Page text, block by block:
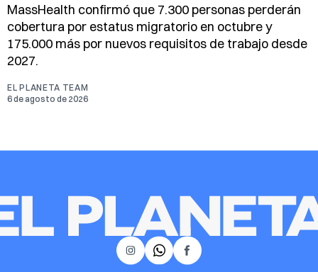
MassHealth confirmó que 7.300 personas perderán
cobertura por estatus migratorio en octubre y
175.000 más por nuevos requisitos de trabajo desde
2027.
EL PLANETA TEAM
6 de agosto de 2026
𝕏 Facebook
Instagram